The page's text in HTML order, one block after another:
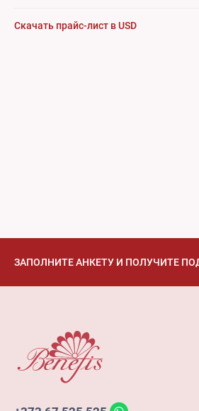
Скачать прайс-лист в USD
ЗАПОЛНИТЕ АНКЕТУ И ПОЛУЧИТЕ